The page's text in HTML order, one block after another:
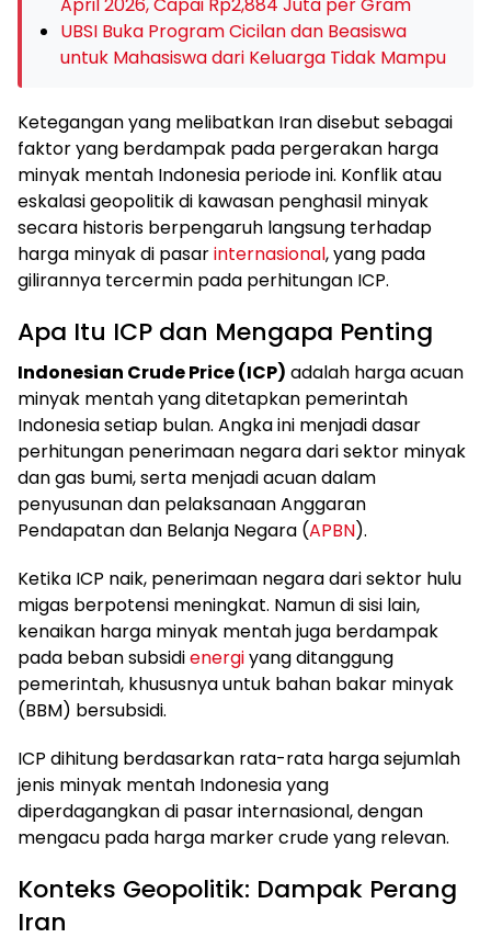
April 2026, Capai Rp2,884 Juta per Gram
UBSI Buka Program Cicilan dan Beasiswa
untuk Mahasiswa dari Keluarga Tidak Mampu
Ketegangan yang melibatkan Iran disebut sebagai
faktor yang berdampak pada pergerakan harga
minyak mentah Indonesia periode ini. Konflik atau
eskalasi geopolitik di kawasan penghasil minyak
secara historis berpengaruh langsung terhadap
harga minyak di pasarinternasional, yang pada
gilirannya tercermin pada perhitungan ICP.
Apa Itu ICP dan Mengapa Penting
Indonesian Crude Price (ICP) adalah harga acuan
minyak mentah yang ditetapkan pemerintah
Indonesia setiap bulan. Angka ini menjadi dasar
perhitungan penerimaan negara dari sektor minyak
dan gas bumi, serta menjadi acuan dalam
penyusunan dan pelaksanaan Anggaran
Pendapatan dan Belanja Negara (APBN).
Ketika ICP naik, penerimaan negara dari sektor hulu
migas berpotensi meningkat. Namun di sisi lain,
kenaikan harga minyak mentah juga berdampak
pada beban subsidienergiyang ditanggung
pemerintah, khususnya untuk bahan bakar minyak
(BBM) bersubsidi.
ICP dihitung berdasarkan rata-rata harga sejumlah
jenis minyak mentah Indonesia yang
diperdagangkan di pasar internasional, dengan
mengacu pada harga marker crude yang relevan.
Konteks Geopolitik: Dampak Perang
Iran